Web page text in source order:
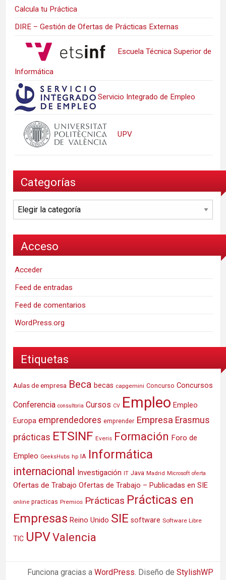
Calcula tu Práctica
DIRE – Gestión de Ofertas de Prácticas Externas
Escuela Técnica Superior de
Informática
Servicio Integrado de Empleo
UPV
Categorías
Categorías
Acceso
Acceder
Feed de entradas
Feed de comentarios
WordPress.org
Etiquetas
Aulas de empresa Beca becas capgemini Concurso Concursos
Conferencia consultoria Cursos CV Empleo Empleo
Europa emprendedores emprender Empresa Erasmus
prácticas ETSINF Everis Formación Foro de
Empleo GeeksHubs hp IA Informática
internacional Investigación IT Java Madrid Microsoft oferta
Ofertas de Trabajo Ofertas de Trabajo – Publicadas en SIE
online practicas Premios Prácticas Prácticas en
Empresas Reino Unido SIE software Software Libre
TIC UPVValencia
Funciona gracias a WordPress . Diseño de StylishWP